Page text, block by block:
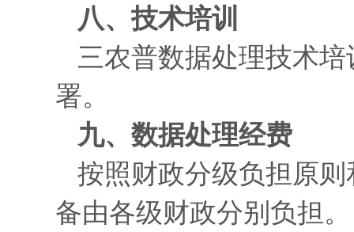
八、技术培训
三农普数据处理技术
署。
九、数据处理经费
按照财政分级负担原
备由各级财政分别负担。